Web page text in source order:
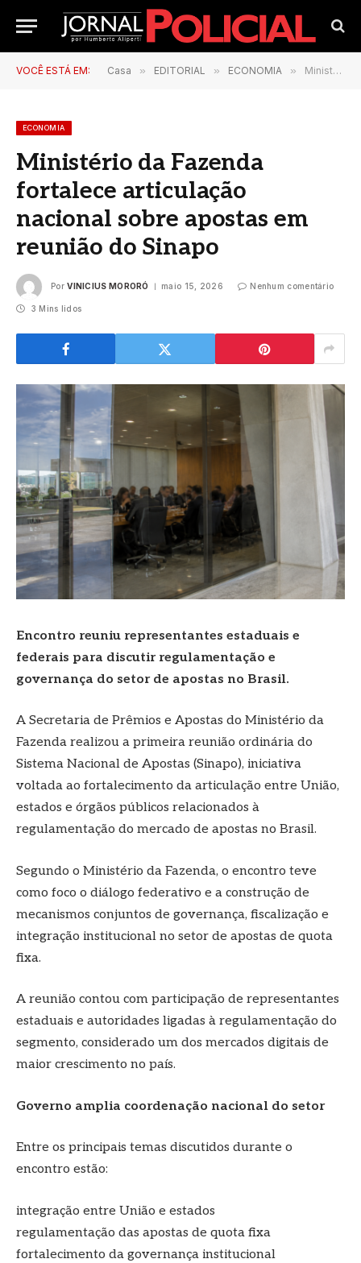
VOCÊ ESTÁ EM: Casa » EDITORIAL » ECONOMIA » Ministério da Fazenda fortalece articulação nacional sobre apostas em reunião do Sinapo
ECONOMIA
Ministério da Fazenda
fortalece articulação
nacional sobre apostas em
reunião do Sinapo
Por VINICIUS MORORÓ maio 15, 2026 Nenhum comentário
3 Mins lidos
Encontro reuniu representantes estaduais e
federais para discutir regulamentação e
governança do setor de apostas no Brasil.
A Secretaria de Prêmios e Apostas do Ministério da
Fazenda realizou a primeira reunião ordinária do
Sistema Nacional de Apostas (Sinapo), iniciativa
voltada ao fortalecimento da articulação entre União,
estados e órgãos públicos relacionados à
regulamentação do mercado de apostas no Brasil.
Segundo o Ministério da Fazenda, o encontro teve
como foco o diálogo federativo e a construção de
mecanismos conjuntos de governança, fiscalização e
integração institucional no setor de apostas de quota
fixa.
A reunião contou com participação de representantes
estaduais e autoridades ligadas à regulamentação do
segmento, considerado um dos mercados digitais de
maior crescimento no país.
Governo amplia coordenação nacional do setor
Entre os principais temas discutidos durante o
encontro estão:
integração entre União e estados
regulamentação das apostas de quota fixa
fortalecimento da governança institucional